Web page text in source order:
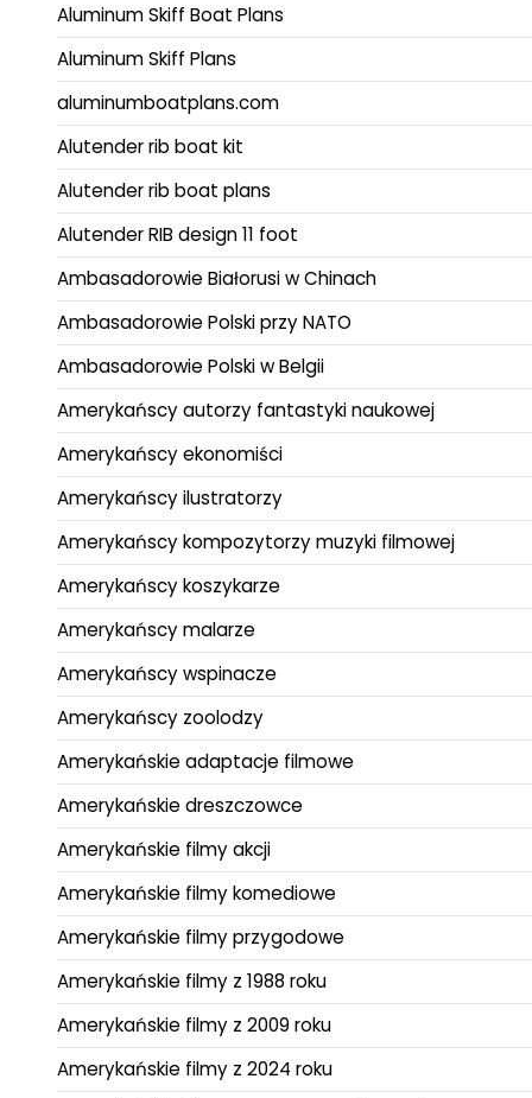
Aluminum Skiff Boat Plans
Aluminum Skiff Plans
aluminumboatplans.com
Alutender rib boat kit
Alutender rib boat plans
Alutender RIB design 11 foot
Ambasadorowie Białorusi w Chinach
Ambasadorowie Polski przy NATO
Ambasadorowie Polski w Belgii
Amerykańscy autorzy fantastyki naukowej
Amerykańscy ekonomiści
Amerykańscy ilustratorzy
Amerykańscy kompozytorzy muzyki filmowej
Amerykańscy koszykarze
Amerykańscy malarze
Amerykańscy wspinacze
Amerykańscy zoolodzy
Amerykańskie adaptacje filmowe
Amerykańskie dreszczowce
Amerykańskie filmy akcji
Amerykańskie filmy komediowe
Amerykańskie filmy przygodowe
Amerykańskie filmy z 1988 roku
Amerykańskie filmy z 2009 roku
Amerykańskie filmy z 2024 roku